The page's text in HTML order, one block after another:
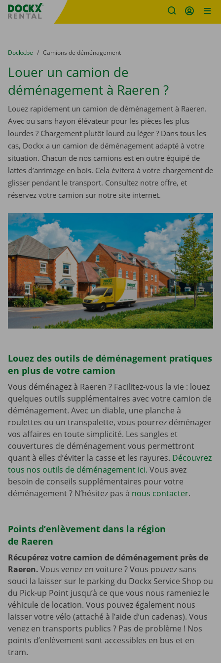
sitename
You are here:
du
Dockx.be to
Camions de déménagement
Louer un camion de
déménagement à Raeren ?
Louez rapidement un camion de déménagement à Raeren.
Avec ou sans hayon élévateur pour les pièces les plus
lourdes ? Chargement plutôt lourd ou léger ? Dans tous les
cas, Dockx a un camion de déménagement adapté à votre
situation. Chacun de nos camions est en outre équipé de
lattes d’arrimage en bois. Cela évitera à votre chargement de
glisser pendant le transport. Consultez notre offre, et
réservez votre camion sur notre site internet.
Louez des outils de déménagement pratiques
en plus de votre camion
Vous déménagez à Raeren ? Facilitez-vous la vie : louez
quelques outils supplémentaires avec votre camion de
déménagement. Avec un diable, une planche à
roulettes ou un transpalette, vous pourrez déménager
vos affaires en toute simplicité. Les sangles et
couvertures de déménagement vous permettront
quant à elles d’éviter la casse et les rayures. Découvrez
tous nos outils de déménagement ici. Vous avez
besoin de conseils supplémentaires pour votre
déménagement ? N’hésitez pas à nous contacter.
Points d’enlèvement dans la région
de Raeren
Récupérez votre camion de déménagement près de
Raeren. Vous venez en voiture ? Vous pouvez sans
souci la laisser sur le parking du Dockx Service Shop ou
du Pick-up Point jusqu’à ce que vous nous rameniez le
véhicule de location. Vous pouvez également nous
laisser votre vélo (attaché à l’aide d’un cadenas). Vous
venez en transports publics ? Pas de problème ! Nos
points d’enlèvement sont accessibles en bus et en
tram.